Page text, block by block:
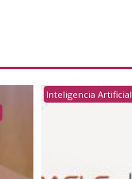
Inteligencia Artificial